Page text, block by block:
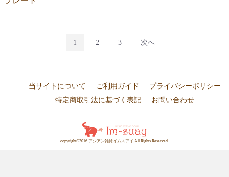
1 2 3 次へ
当サイトについて ご利用ガイド
プライバシーポリシー
特定商取引法に基づく表記
お問い合わせ
copyright©2016 アジアン雑貨イムスアイ All Rights Reserved.